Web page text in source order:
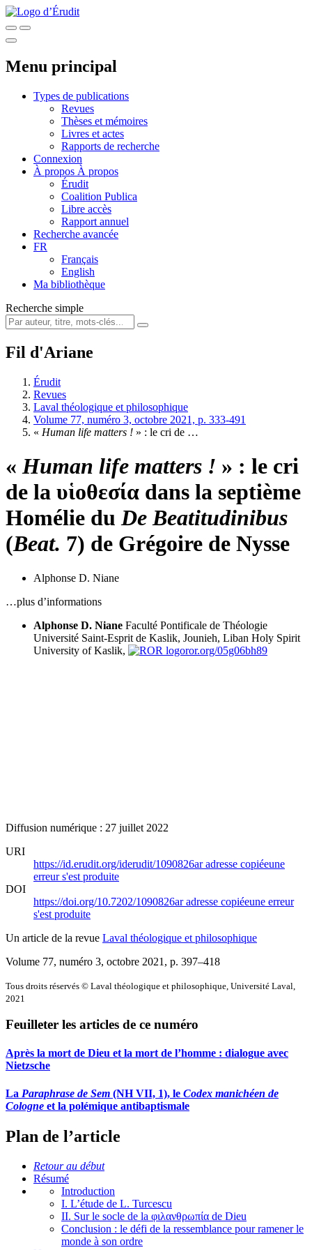
Menu principal
Types de publications
Revues
Thèses et mémoires
Livres et actes
Rapports de recherche
Connexion
À propos À propos
Érudit
Coalition Publica
Libre accès
Rapport annuel
Recherche avancée
FR
Français
English
Ma bibliothèque
Recherche simple
Fil d'Ariane
Érudit
Revues
Laval théologique et philosophique
Volume 77, numéro 3, octobre 2021, p. 333-491
« Human life matters ! » : le cri de …
« Human life matters ! » : le cri
de la υἱοθεσία dans la septième
Homélie du De Beatitudinibus
(Beat. 7) de Grégoire de Nysse
Alphonse D. Niane
…plus d’informations
Alphonse D. Niane Faculté Pontificale de Théologie
Université Saint-Esprit de Kaslik, Jounieh, Liban Holy Spirit
University of Kaslik,
ror.org/05g06bh89
Diffusion numérique : 27 juillet 2022
URI
https://id.erudit.org/iderudit/1090826aradresse copiéeune
erreur s'est produite
DOI
https://doi.org/10.7202/1090826aradresse copiéeune erreur
s'est produite
Un article de la revue Laval théologique et philosophique
Volume 77, numéro 3, octobre 2021 , p. 397–418
Tous droits réservés © Laval théologique et philosophique, Université Laval,
2021
Feuilleter les articles de ce numéro
Après la mort de Dieu et la mort de l’homme : dialogue avec
Nietzsche
La Paraphrase de Sem (NH VII, 1), le Codex manichéen de
Cologne et la polémique antibaptismale
Plan de l’article
Retour au début
Résumé
Introduction
I. L’étude de L. Turcescu
II. Sur le socle de la φιλανθρωπία de Dieu
Conclusion : le défi de la ressemblance pour ramener le
monde à son ordre